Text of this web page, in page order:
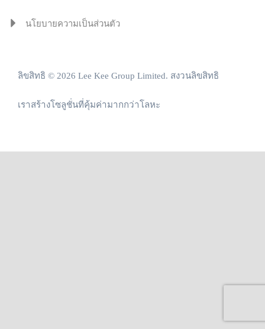
นโยบายความเป็นส่วนตัว
ลิขสิทธิ © 2026 Lee Kee Group Limited. สงวนลิขสิทธิ
เราสร้างโซลูชั่นที่คุ้มค่ามากกว่าโลหะ